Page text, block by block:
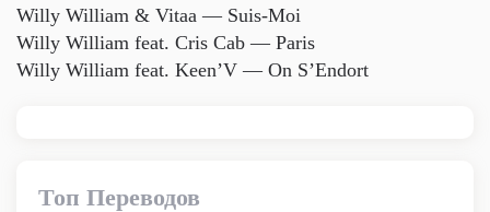
Willy William & Vitaa — Suis-Moi
Willy William feat. Cris Cab — Paris
Willy William feat. Keen’V — On S’Endort
Топ Переводов